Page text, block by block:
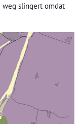
weg slingert omdat